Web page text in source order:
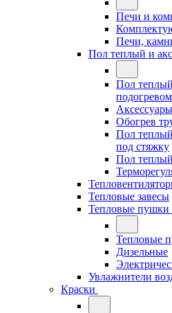
Печи и
Печи,
Пол теплый и
Пол
подогревом
Обогрев
Пол
под стяжку
Пол
Тепловые завесы
Тепловые пушки
Тепловые
Дизельные
Увлажнители
Краски